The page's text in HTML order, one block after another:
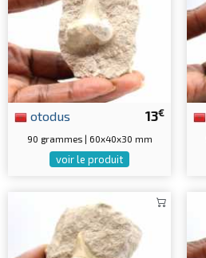
13€
otodus
90 grammes | 60x40x30 mm
voir le produit